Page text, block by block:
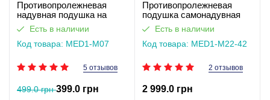
Противопролежневая
надувная подушка на
сиденье или для
инвалидной коляски
MED1-M07
Есть в наличии
Код товара: MED1-M07
5 отзывов
499.0 грн399.0 грн
Противопролежневая
подушка самонадувная
MED1-M22-42. Работает
без света
Есть в наличии
Код товара: MED1-M22-42
2 отзывов
2 999.0 грн